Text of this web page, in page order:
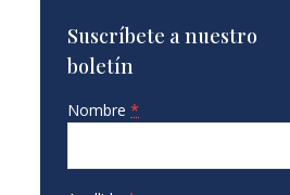
Suscríbete a nuestro
boletín
Nombre *